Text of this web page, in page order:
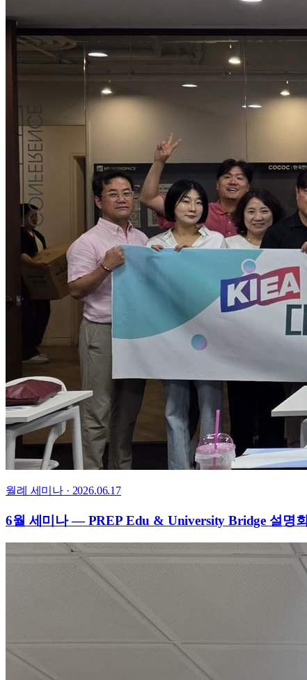
월례 세미나 · 2026.06.17
6월 세미나 — PREP Edu & University Bridge 설명회